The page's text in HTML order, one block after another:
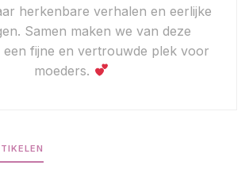
herkenbare verhalen en eerlijke
Samen maken we van deze
een fijne en vertrouwde plek voor
moeders.